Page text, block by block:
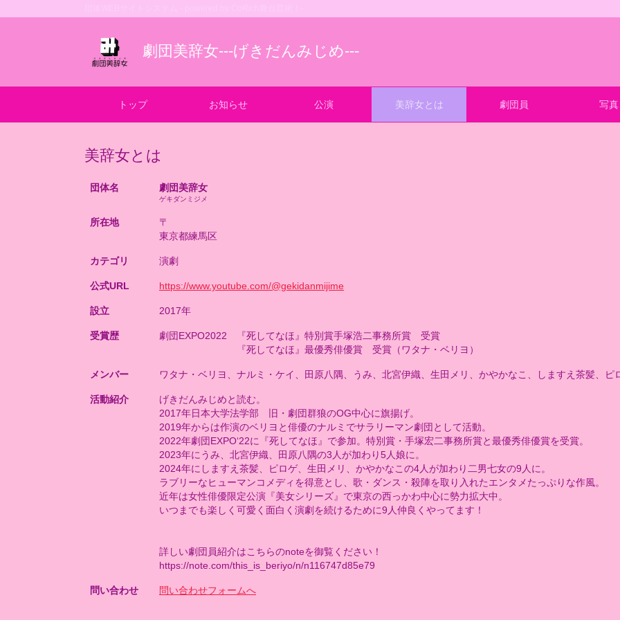
劇団美辞女---げきだんみじめ---
トップ お知らせ 公演 美辞女とは 劇団員 写真
美辞女とは
団体名 劇団美辞女
ゲキダンミジメ
所在地
〒
東京都練馬区
カテゴリ 演劇
公式URL https://www.youtube.com/@gekidanmijime
設立 2017年
受賞歴
劇団EXPO2022 『死してなほ』特別賞手塚浩二事務所賞 受賞
『死してなほ』最優秀俳優賞 受賞（ワタナ・ベリヨ）
メンバー ワタナ・ベリヨ、ナルミ・ケイ、田原八隅、うみ、北宮伊織、生田メリ、かやかなこ、しますえ茶髪、ピ
活動紹介
げきだんみじめと読む。
2017年日本大学法学部 旧・劇団群狼のOG中心に旗揚げ。
2019年からは作演のベリヨと俳優のナルミでサラリーマン劇団として活動。
2022年劇団EXPO‘22に『死してなほ』で参加。特別賞・手塚宏二事務所賞と最優秀俳優賞を受賞。
2023年にうみ、北宮伊織、田原八隅の3人が加わり5人娘に。
2024年にしますえ茶髪、ピロゲ、生田メリ、かやかなこの4人が加わり二男七女の9人に。
ラブリーなヒューマンコメディを得意とし、歌・ダンス・殺陣を取り入れたエンタメたっぷりな作風。
近年は女性俳優限定公演『美女シリーズ』で東京の西っかわ中心に勢力拡大中。
いつまでも楽しく可愛く面白く演劇を続けるために9人仲良くやってます！
詳しい劇団員紹介はこちらのnoteを御覧ください！
https://note.com/this_is_beriyo/n/n116747d85e79
問い合わせ 問い合わせフォームへ